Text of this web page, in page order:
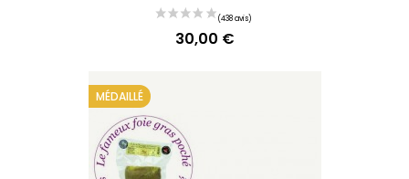
Prix
30,00 €
MÉDAILLÉ